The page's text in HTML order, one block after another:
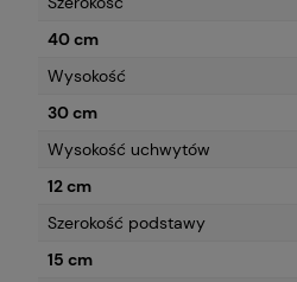
40 cm
Wysokość
30 cm
Wysokość uchwytów
12 cm
Szerokość podstawy
15 cm